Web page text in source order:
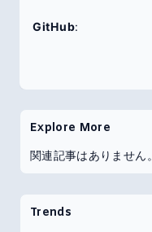
GitHub:
Explore More
関連記事はありません。
Trends